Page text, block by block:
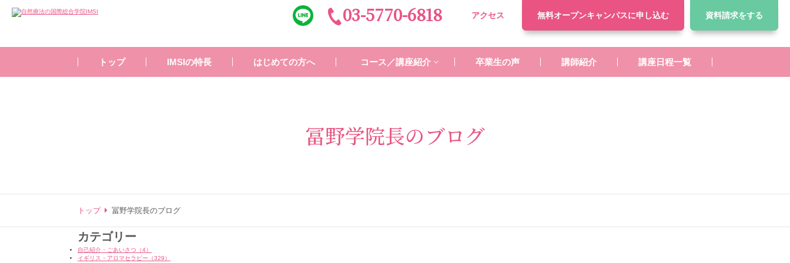
03-5770-6818 アクセス 無料オープンキャンパスに申し込む 資料請求をする
トップ IMSIの特長 はじめての方へ コース／講座紹介 卒業生の声 講師紹介 講座日程一覧
冨野学院長のブログ
トップ 冨野学院長のブログ
カテゴリー
自己紹介・ごあいさつ（4）
イギリス・アロマセラピー（329）